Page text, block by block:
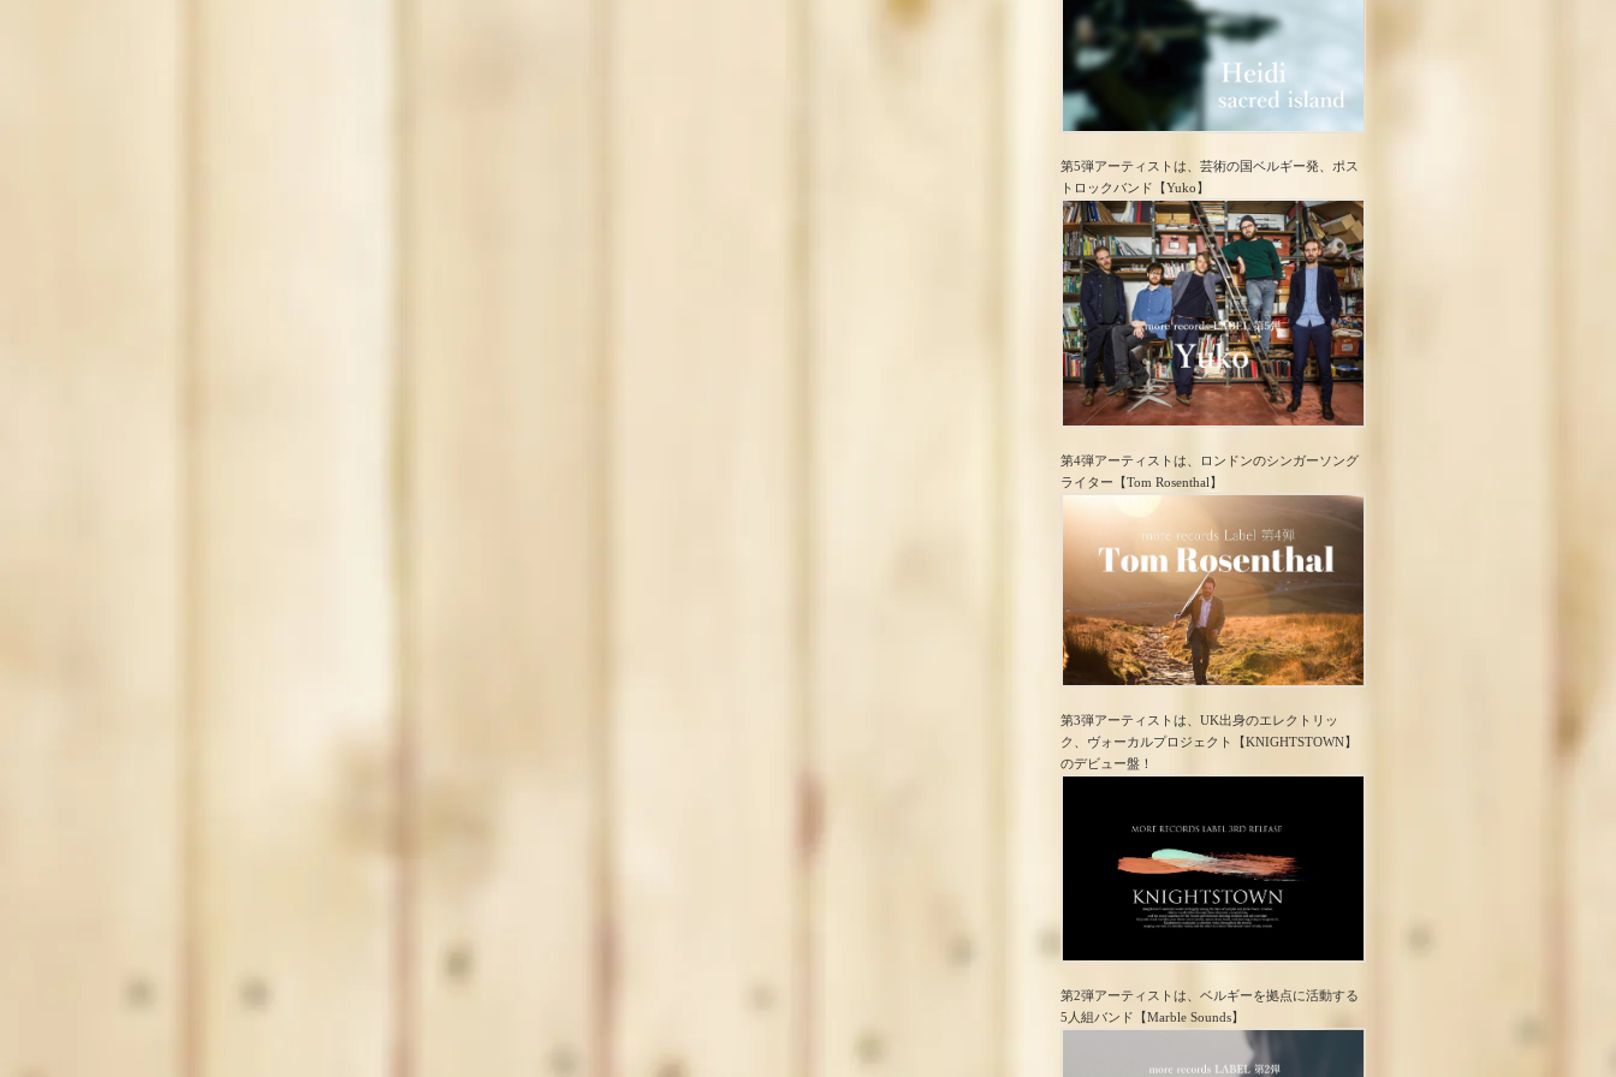
第5弾アーティストは、芸術の国ベルギー発、ポス
トロック​バンド【Yuko】
第4弾アーティストは、ロンドンのシンガーソング
ライター【Tom Rosenthal】
第3弾アーティストは、UK出身のエレクトリッ
ク、ヴォーカルプロジェクト【KNIGHTSTOWN】
のデビュー盤！
第2弾アーティストは、ベルギーを拠点に活動する
5人組バンド【Marble Sounds】